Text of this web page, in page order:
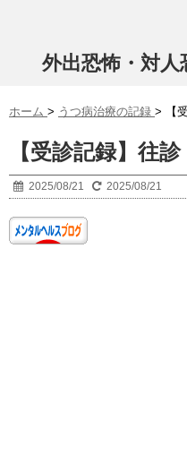
外出恐怖・対
ホーム > うつ病治療の記録 > 【
【受診記録】往診
2025/08/21 2025/08/21